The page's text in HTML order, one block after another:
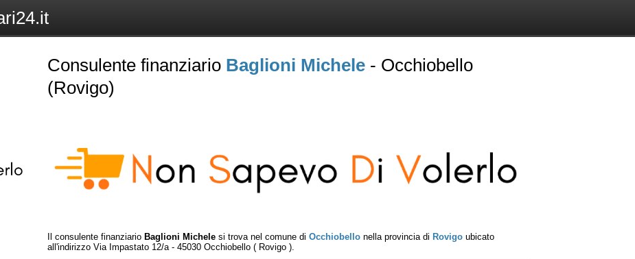
Consulente finanziario Baglioni Michele - Occhiobello
(Rovigo)
Il consulente finanziario Baglioni Michele si trova nel comune di Occhiobello nella provincia di Rovigo ubicato
all'indirizzo Via Impastato 12/a - 45030 Occhiobello ( Rovigo ).